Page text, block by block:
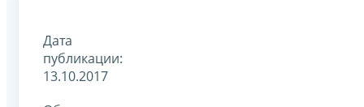
Дата
публикации:
13.10.2017